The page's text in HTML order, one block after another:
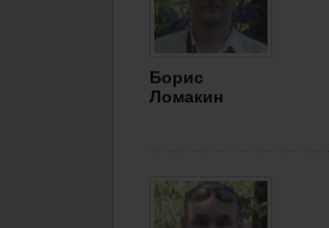
Борис
Ломакин